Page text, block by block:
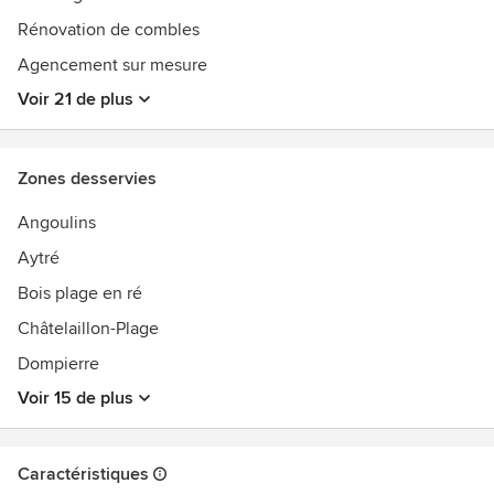
Rénovation de combles
Agencement sur mesure
Voir 21 de plus
Zones desservies
Angoulins
Aytré
Bois plage en ré
Châtelaillon-Plage
Dompierre
Voir 15 de plus
Caractéristiques